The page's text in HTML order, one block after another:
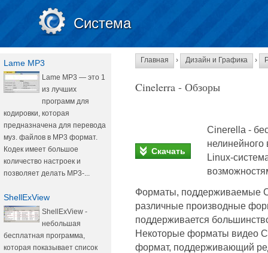
Система
Lame MP3
Lame MP3 — это 1
из лучших
программ для
кодировки, которая
предназначена для перевода
муз. файлов в MP3 формат.
Кодек имеет большое
количество настроек и
позволяет делать MP3-...
ShellExView
ShellExView -
небольшая
бесплатная программа,
которая показывает список
Главная › Дизайн и Графика ›
Cinelerra - Обзоры
Скачать
Cinerella -
Linux-
Форматы, поддерживаемые
различные производные
поддерживается
Некоторые форматы видео
формат, поддерживающий